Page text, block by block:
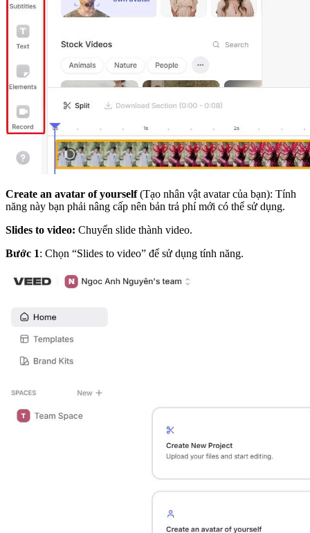
Create an avatar of yourself(Tạo nhân vật avatar của bạn): Tính
năng này bạn phải nâng cấp nên bản trả phí mới có thể sử dụng.
Slides to video: Chuyển slide thành video.
Bước 1: Chọn “Slides to video” để sử dụng tính năng.